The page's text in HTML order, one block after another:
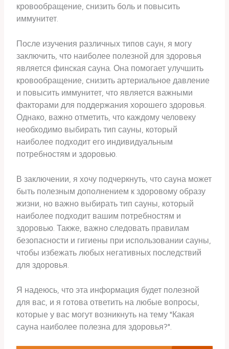
кровообращение, снизить боль и повысить
иммунитет.
После изучения различных типов саун, я могу
заключить, что наиболее полезной для здоровья
является финская сауна. Она помогает улучшить
кровообращение, снизить артериальное давление
и повысить иммунитет, что является важными
факторами для поддержания хорошего здоровья.
Однако, важно отметить, что каждому человеку
необходимо выбирать тип сауны, который
наиболее подходит его индивидуальным
потребностям и здоровью.
В заключении, я хочу подчеркнуть, что сауна может
быть полезным дополнением к здоровому образу
жизни, но важно выбирать тип сауны, который
наиболее подходит вашим потребностям и
здоровью. Также, важно следовать правилам
безопасности и гигиены при использовании сауны,
чтобы избежать любых негативных последствий
для здоровья.
Я надеюсь, что эта информация будет полезной
для вас, и я готова ответить на любые вопросы,
которые у вас могут возникнуть на тему "Какая
сауна наиболее полезна для здоровья?".